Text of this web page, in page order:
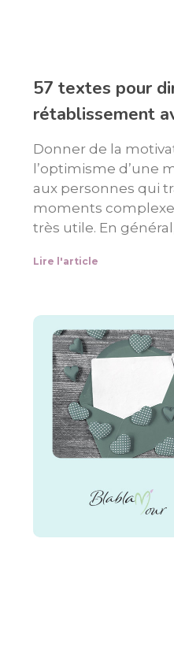
57 textes pour
rétablissement
Donner de la
l’optimisme d’une
aux personnes qui
moments
très utile. En
Lire l'article